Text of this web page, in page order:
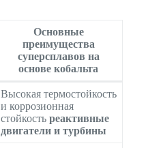
Основные
преимущества
суперсплавов на
основе кобальта
Высокая термостойкость
и коррозионная
стойкость реактивные
двигатели и турбины